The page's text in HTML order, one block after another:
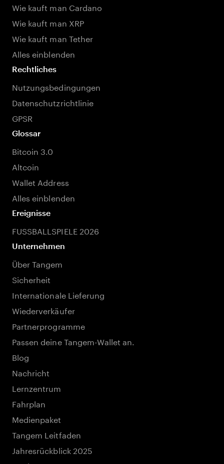
Wie kauft man Cardano
Wie kauft man XRP
Wie kauft man Tether
Alles einblenden
Rechtliches
Nutzungsbedingungen
Datenschutzrichtlinie
GPSR
Glossar
Bitcoin 3.0
Altcoin
Wallet Address
Alles einblenden
Ereignisse
FUSSBALLSPIELE 2026
Unternehmen
Über Tangem
Sicherheit
Internationale Lieferung
Wiederverkäufer
Partnerprogramme
Passen deine Tangem-Wallet an.
Blog
Nachricht
Lernzentrum
Fahrplan
Medienpaket
Tangem Leitfaden
Jahresrückblick 2025